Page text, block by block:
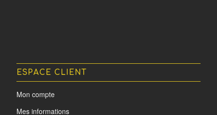
ESPACE CLIENT
Mon compte
Mes informations